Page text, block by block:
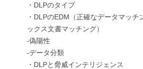
・DLPのタイプ
・DLPのEDM（正確なデータマッ
ックス文書マッチング）
-偽陽性
-データ分類
・DLPと脅威インテリジェンス